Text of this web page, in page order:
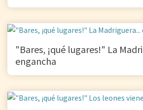
"Bares, ¡qué lugares!" La
engancha